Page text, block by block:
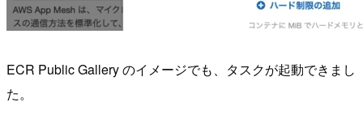
ECR Public Gallery のイメージでも、タスクが起動できまし
た。